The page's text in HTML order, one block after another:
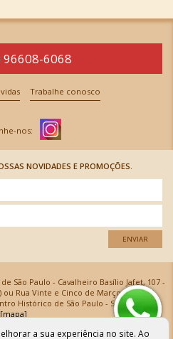
96608-6068
Trabalhe conosco
NOVIDADES E PROMOÇÕES.
ENVIAR
São Paulo - Cavalheiro Basílio Jafet, 107 -
ou Rua Vinte e Cinco de Março, 576 - SP,
Histórico de São Paulo - SP
[mapa]
Ltda | CNPJ: 61.069.639/0001-18
a sua experiência no site. Ao